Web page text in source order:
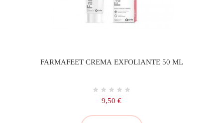
FARMAFEET CREMA EXFOLIANTE 50 ML
Precio
9,50 €